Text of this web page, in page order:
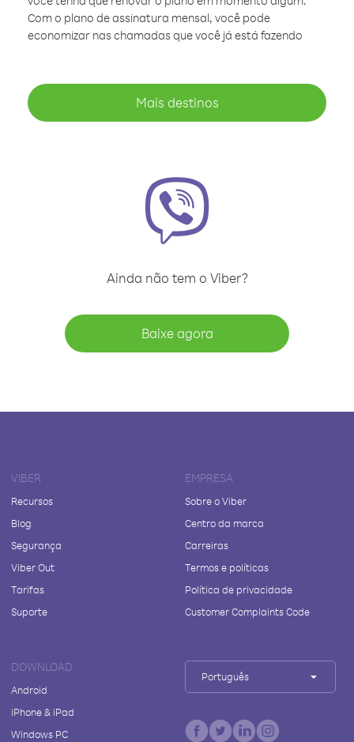
Com o plano de assinatura mensal, você pode
economizar nas chamadas que você já está fazendo
Mais destinos
Ainda não tem o Viber?
Baixe agora
VIBER
Recursos
Blog
Segurança
Viber Out
Tarifas
Suporte
EMPRESA
Sobre o Viber
Centro da marca
Carreiras
Termos e políticas
Política de privacidade
Customer Complaints Code
DOWNLOAD
Android
iPhone & iPad
Windows PC
Português